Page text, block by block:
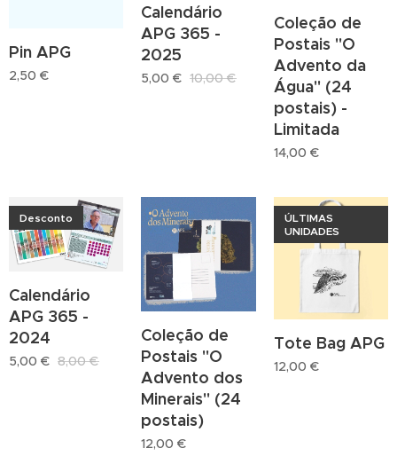
Pin APG
2,50 €
Calendário
APG 365 -
2025
5,00 € 10,00€
Coleção de
Postais "O
Advento da
Água" (24
postais) -
Limitada
14,00 €
Calendário
APG 365 -
2024
Desconto
5,00 € 8,00€
Coleção de
Postais "O
Advento dos
Minerais" (24
postais)
12,00 €
Tote Bag APG
ÚLTIMAS
UNIDADES
12,00 €